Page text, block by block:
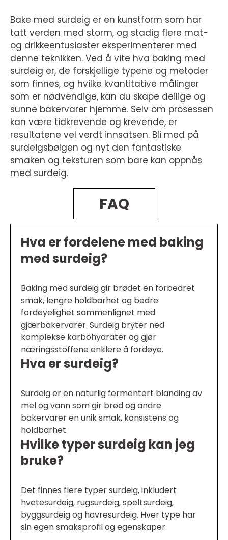
Bake med surdeig er en kunstform som har
tatt verden med storm, og stadig flere mat-
og drikkeentusiaster eksperimenterer med
denne teknikken. Ved å vite hva baking med
surdeig er, de forskjellige typene og metoder
som finnes, og hvilke kvantitative målinger
som er nødvendige, kan du skape deilige og
sunne bakervarer hjemme. Selv om prosessen
kan være tidkrevende og krevende, er
resultatene vel verdt innsatsen. Bli med på
surdeigsbølgen og nyt den fantastiske
smaken og teksturen som bare kan oppnås
med surdeig.
FAQ
Hva er fordelene med baking
med surdeig?
Baking med surdeig gir brødet en forbedret
smak, lengre holdbarhet og bedre
fordøyelighet sammenlignet med
gjærbakervarer. Surdeig bryter ned
komplekse karbohydrater og gjør
næringsstoffene enklere å fordøye.
Hva er surdeig?
Surdeig er en naturlig fermentert blanding av
mel og vann som gir brød og andre
bakervarer en unik smak, konsistens og
holdbarhet.
Hvilke typer surdeig kan jeg
bruke?
Det finnes flere typer surdeig, inkludert
hvetesurdeig, rugsurdeig, speltsurdeig,
byggsurdeig og havresurdeig. Hver type har
sin egen smaksprofil og egenskaper.